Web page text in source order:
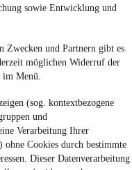
sowie Entwicklung und
Zwecken und Partnern gibt es
möglichen Widerruf der
im Menü.
(sog. kontextbezogene
und
Verarbeitung Ihrer
ohne Cookies durch bestimmte
Dieser Datenverarbeitung